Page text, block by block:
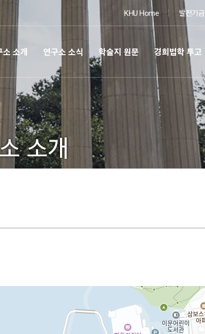
KHU Home 발전기금
소 소개 연구소 소식 학술지 원문 경희법학 투고
소개